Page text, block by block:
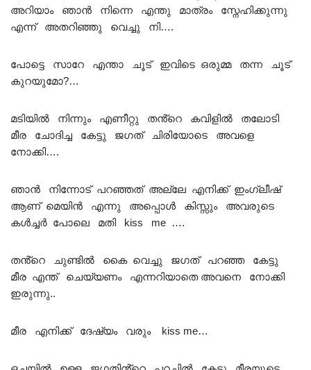
അറിയാം ഞാൻ നിന്നെ എന്തു മാത്രം സ്നേഹിക്കുന്നു
എന്ന് അതറിഞ്ഞു വെച്ചു നി….
പോട്ടെ സാറേ എന്താ ചൂട് ഇവിടെ ഒരുമ്മ തന്ന ചൂട്
കുറയുമോ?…
മടിയിൽ നിന്നും എണീറ്റു തൻ്റെ കവിളിൽ തലോടി
മീര ചോദിച്ച കേട്ടു ജഗത് ചിരിയോടെ അവളെ
നോക്കി….
ഞാൻ നിന്നോട് പറഞ്ഞത് അല്ലേ എനിക്ക് ഇംഗ്ലീഷ്
ആണ് മെയിൻ എന്നു അപ്പൊൾ കിസ്സും അവരുടെ
കൾച്ചർ പോലെ മതി kiss me ….
തൻ്റെ ചുണ്ടിൽ കൈ വെച്ചു ജഗത് പറഞ്ഞ കേട്ടു
മീര എന്ത് ചെയ്യണം എന്നറിയാതെ അവനെ നോക്കി
ഇരുന്നു..
മീര എനിക്ക് ദേഷ്യം വരും kiss me…